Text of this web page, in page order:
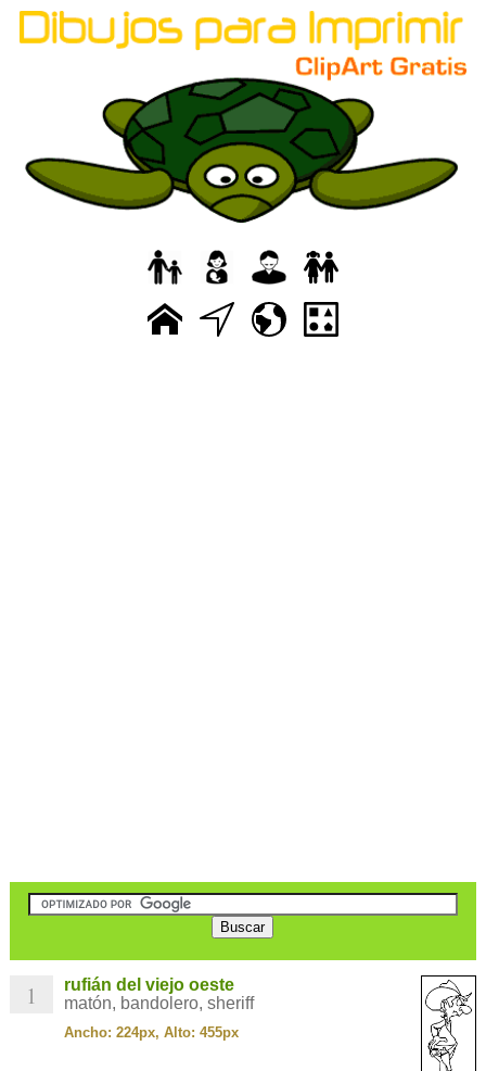
1
rufián del viejo oeste
matón, bandolero, sheriff
Ancho: 224px, Alto: 455px